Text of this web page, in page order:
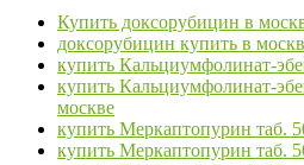
Купить доксорубицин в
доксорубицин купить в
купить Кальциумфолинат-
купить Кальциумфолинат-
москве
купить Меркаптопурин таб.
купить Меркаптопурин таб.